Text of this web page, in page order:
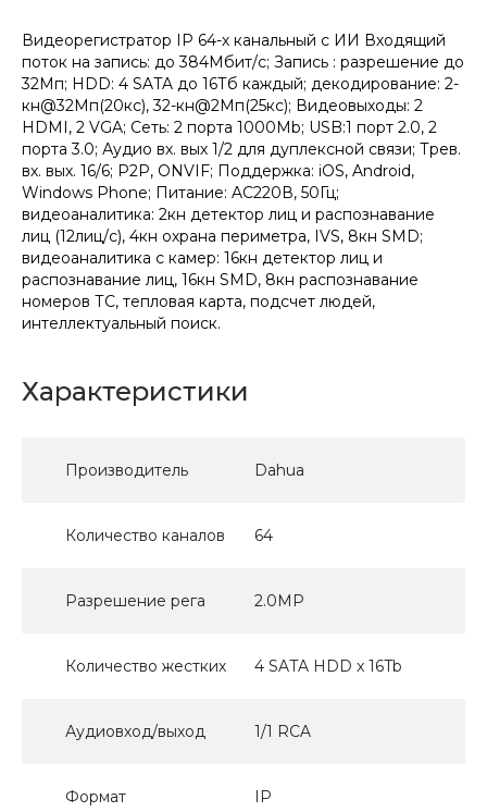
Видеорегистратор IP 64-х канальный с ИИ Входящий
поток на запись: до 384Мбит/с; Запись : разрешение до
32Мп; HDD: 4 SATA до 16Тб каждый; декодирование: 2-
кн@32Мп(20кс), 32-кн@2Мп(25кс); Видеовыходы: 2
HDMI, 2 VGA; Сеть: 2 порта 1000Mb; USB:1 порт 2.0, 2
порта 3.0; Аудио вх. вых 1/2 для дуплексной связи; Трев.
вх. вых. 16/6; P2P, ONVIF; Поддержка: iOS, Android,
Windows Phone; Питание: AC220В, 50Гц;
видеоаналитика: 2кн детектор лиц и распознавание
лиц (12лиц/с), 4кн охрана периметра, IVS, 8кн SMD;
видеоаналитика с камер: 16кн детектор лиц и
распознавание лиц, 16кн SMD, 8кн распознавание
номеров ТС, тепловая карта, подсчет людей,
интеллектуальный поиск.
Характеристики
Производитель Dahua
Количество каналов 64
Разрешение рега 2.0MP
Количество жестких 4 SATA HDD x 16Tb
Аудиовход/выход 1/1 RCA
Формат IP